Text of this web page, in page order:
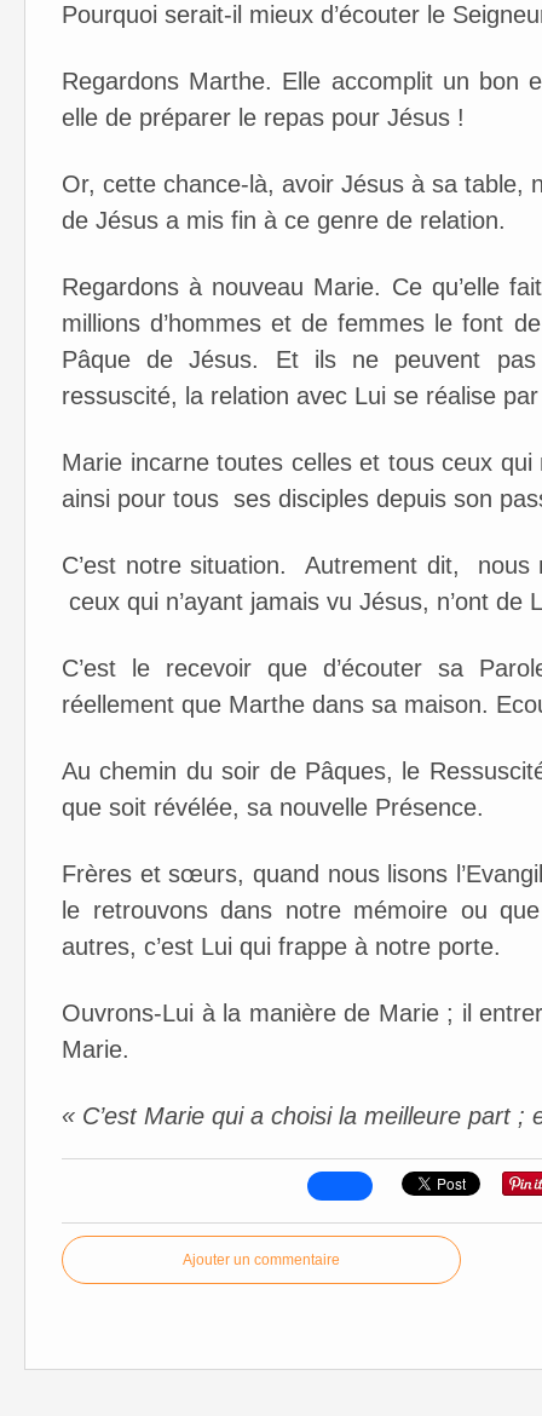
Pourquoi serait-il mieux d’écouter le
Regardons Marthe. Elle accomplit un bon
elle de préparer le repas pour Jésus !
Or, cette chance-là, avoir Jésus à sa table,
de Jésus a mis fin à ce genre de relation.
Regardons à nouveau Marie. Ce qu’elle
millions d’hommes et de femmes le font
Pâque de Jésus. Et ils ne peuvent
ressuscité, la relation avec Lui se réalise
Marie incarne toutes celles et tous ceux
ainsi pour tous ses disciples depuis son
C’est notre situation. Autrement dit,
ceux qui n’ayant jamais vu Jésus, n’ont de
C’est le recevoir que d’écouter sa
réellement que Marthe dans sa maison.
Au chemin du soir de Pâques, le
que soit révélée, sa nouvelle Présence.
Frères et sœurs, quand nous lisons
le retrouvons dans notre mémoire ou
autres, c’est Lui qui frappe à notre porte.
Ouvrons-Lui à la manière de Marie ; il
Marie.
« C’est Marie qui a choisi la meilleure part
Ajouter un commentaire